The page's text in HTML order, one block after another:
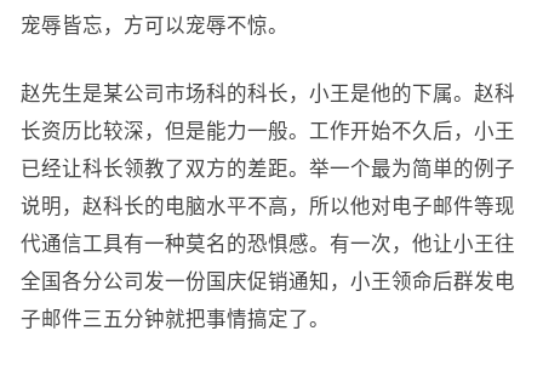
宠辱皆忘，方可以宠辱不惊。
赵先生是某公司市场科的科长，小王是他的下属。赵科
长资历比较深，但是能力一般。工作开始不久后，小王
已经让科长领教了双方的差距。举一个最为简単的例子
说明，赵科长的电脑水平不高，所以他对电子邮件等现
代通信工具有一种莫名的恐惧感。有一次，他让小王往
全国各分公司发一份国庆促销通知，小王领命后群发电
子邮件三五分钟就把事情搞定了。